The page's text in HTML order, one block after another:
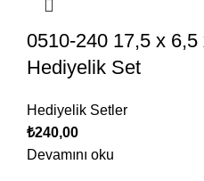
0510-240 17,5 x
Hediyelik Set
Hediyelik Setler
₺240,00
Devamını oku